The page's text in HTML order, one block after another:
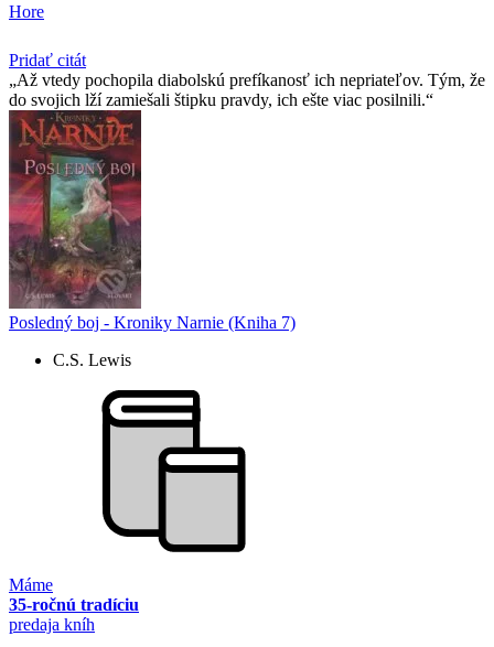
Hore
Pridať citát
Až vtedy pochopila diabolskú prefíkanosť ich nepriateľov. Tým, že
do svojich lží zamiešali štipku pravdy, ich ešte viac posilnili.
Posledný boj - Kroniky Narnie (Kniha 7)
C.S. Lewis
Máme
35-ročnú tradíciu
predaja kníh